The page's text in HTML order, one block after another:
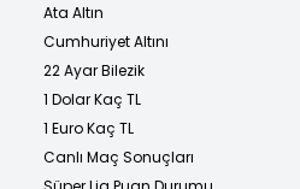
Ata Altın
Cumhuriyet Altını
22 Ayar Bilezik
1 Dolar Kaç TL
1 Euro Kaç TL
Canlı Maç Sonuçları